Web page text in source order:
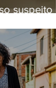
suspeito